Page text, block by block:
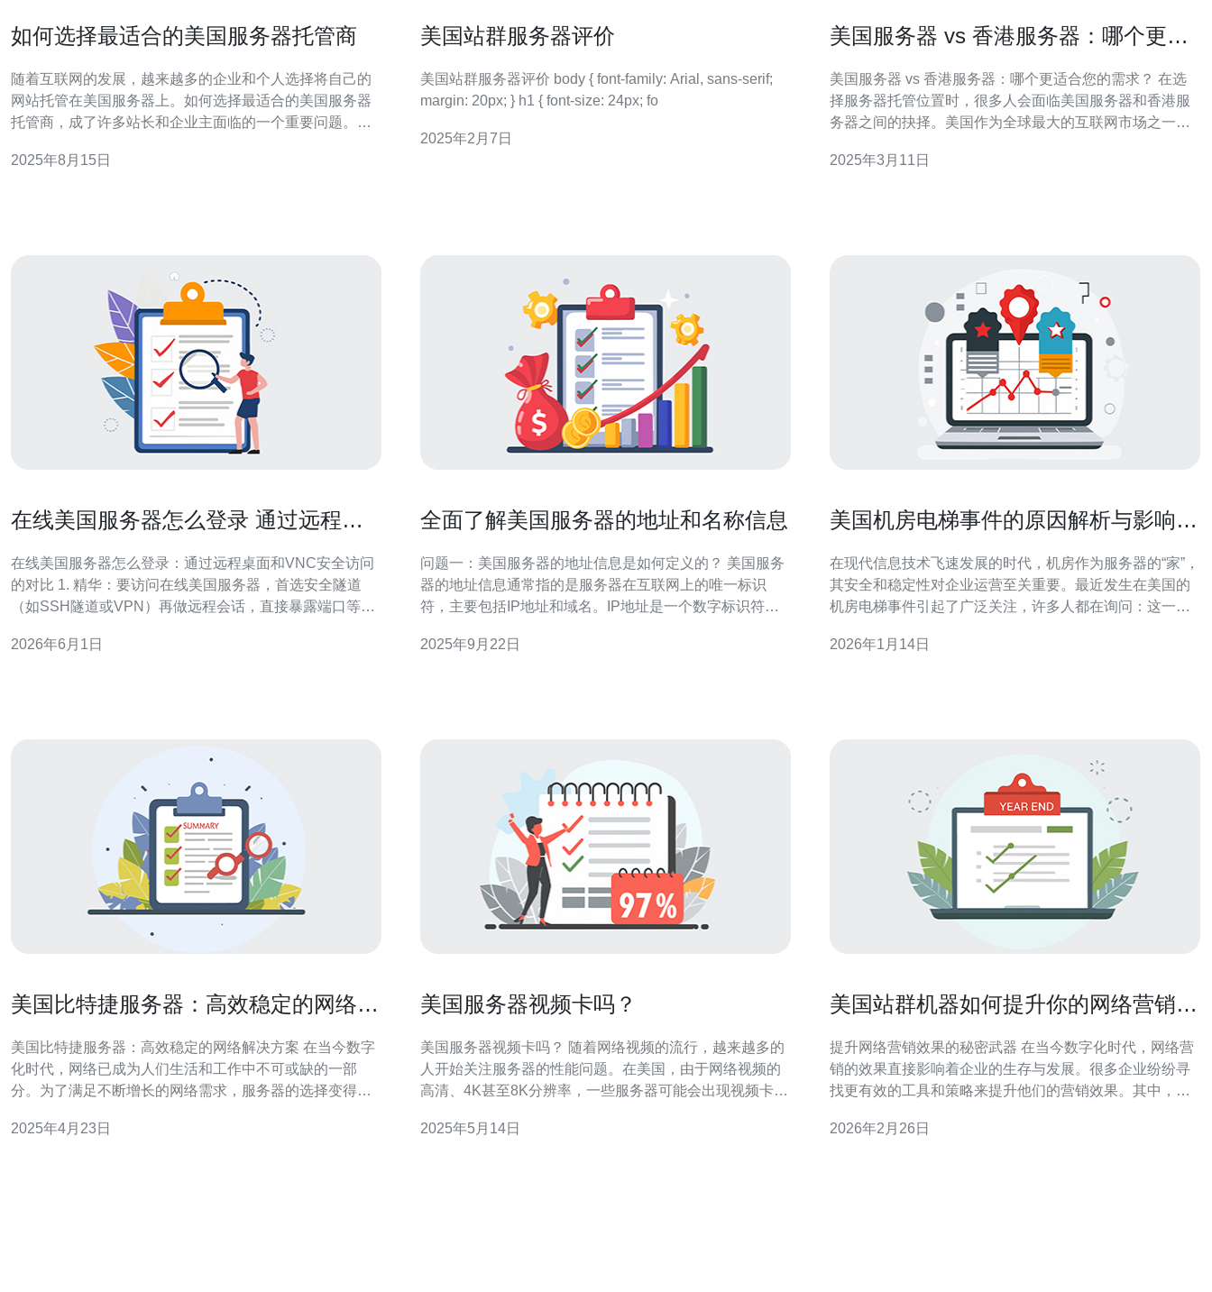
如何选择最适合的美国服务器托管商
随着互联网的发展，越来越多的企业和个人选择将自己的
网站托管在美国服务器上。如何选择最适合的美国服务器
托管商，成了许多站长和企业主面临的一个重要问题。在
各有优劣。本文将为您详细解析，帮助您找到最适合您需
2025年8月15日
美国站群服务器评价
美国站群服务器评价 body { font-family: Arial, sans-serif;
margin: 20px; } h1 { font-size: 24px; fo
2025年2月7日
美国服务器 vs 香港服务器：哪个更适
美国服务器 vs 香港服务器：哪个更适合您的需求？ 在选
择服务器托管位置时，很多人会面临美国服务器和香港服
务器之间的抉择。美国作为全球最大的互联网市场之一，
而香港则是亚洲的金融中心，拥有良好的网络基础设施和
2025年3月11日
在线美国服务器怎么登录 通过远程桌
在线美国服务器怎么登录：通过远程桌面和VNC安全访问
的对比 1. 精华：要访问在线美国服务器，首选安全隧道
（如SSH隧道或VPN）再做远程会话，直接暴露端口等于
态里体验和文件/剪贴板共享更好，启用NLA和RD
2026年6月1日
全面了解美国服务器的地址和名称信息
问题一：美国服务器的地址信息是如何定义的？ 美国服务
器的地址信息通常指的是服务器在互联网上的唯一标识
符，主要包括IP地址和域名。IP地址是一个数字标识符，
由字母和数字组成的易记地址，例如
2025年9月22日
美国机房电梯事件的原因解析与影响分
在现代信息技术飞速发展的时代，机房作为服务器的“家”，
其安全和稳定性对企业运营至关重要。最近发生在美国的
机房电梯事件引起了广泛关注，许多人都在询问：这一事
文章中，我们将详细解析这一事件的根本原因，并探讨其
2026年1月14日
美国比特捷服务器：高效稳定的网络解
美国比特捷服务器：高效稳定的网络解决方案 在当今数字
化时代，网络已成为人们生活和工作中不可或缺的一部
分。为了满足不断增长的网络需求，服务器的选择变得至
而闻名于世。 美国比特捷服务器采用先进的技术和硬件设
2025年4月23日
美国服务器视频卡吗？
美国服务器视频卡吗？ 随着网络视频的流行，越来越多的
人开始关注服务器的性能问题。在美国，由于网络视频的
高清、4K甚至8K分辨率，一些服务器可能会出现视频卡顿
能力不足的情况下。 带宽是服务器传输数据的能力，如果
2025年5月14日
美国站群机器如何提升你的网络营销效
提升网络营销效果的秘密武器 在当今数字化时代，网络营
销的效果直接影响着企业的生存与发展。很多企业纷纷寻
找更有效的工具和策略来提升他们的营销效果。其中，美
美国站群机器如何提升你的网络营销效果，并提供实用的
2026年2月26日